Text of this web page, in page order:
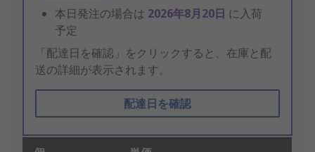
本日発注の場合は 2026年8月20日 に入荷
予定
「配達日を確認」をクリックすると、在庫と配
送の詳細が表示されます。
配達日を確認